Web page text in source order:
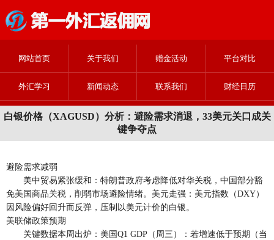
网站首页 关于我们 赠金活动 平台对比
外汇学习 新闻动态 联系我们 财经日历
白银价格（XAGUSD）分析：避险需求消退，33美元关口成关
键争夺点
避险需求减弱
美中贸易紧张缓和：特朗普政府考虑降低对华关税，中国部分豁
免美国商品关税，削弱市场避险情绪。美元走强：美元指数（DXY）
因风险偏好回升而反弹，压制以美元计价的白银。
美联储政策预期
关键数据本周出炉：美国Q1 GDP（周三）：若增速低于预期（当